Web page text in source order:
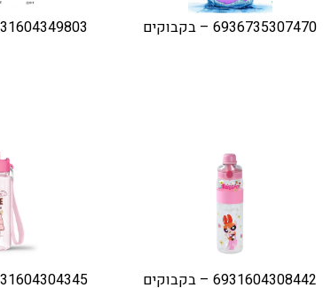
6936735307470 – בקבוקים 6931604349803 –
6931604308442 – בקבוקים 6931604304345 –